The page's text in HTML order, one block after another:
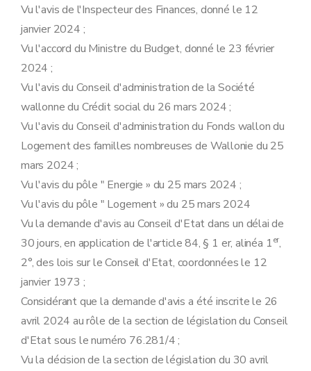
Vu l'avis de l'Inspecteur des Finances, donné le 12
janvier 2024 ;
Vu l'accord du Ministre du Budget, donné le 23 février
2024 ;
Vu l'avis du Conseil d'administration de la Société
wallonne du Crédit social du 26 mars 2024 ;
Vu l'avis du Conseil d'administration du Fonds wallon du
Logement des familles nombreuses de Wallonie du 25
mars 2024 ;
Vu l'avis du pôle " Energie » du 25 mars 2024 ;
Vu l'avis du pôle " Logement » du 25 mars 2024
Vu la demande d'avis au Conseil d'Etat dans un délai de
30 jours, en application de l'article 84, § 1 er, alinéa 1er,
2°, des lois sur le Conseil d'Etat, coordonnées le 12
janvier 1973 ;
Considérant que la demande d'avis a été inscrite le 26
avril 2024 au rôle de la section de législation du Conseil
d'Etat sous le numéro 76.281/4 ;
Vu la décision de la section de législation du 30 avril